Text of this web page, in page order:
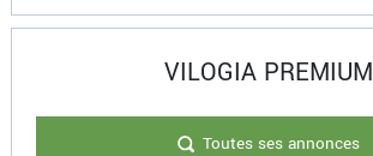
VILOGIA PREMIUM
Toutes ses annonces